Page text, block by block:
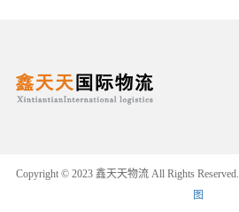
Copyright © 2023 鑫天天物流 All Rights Reserved.
图